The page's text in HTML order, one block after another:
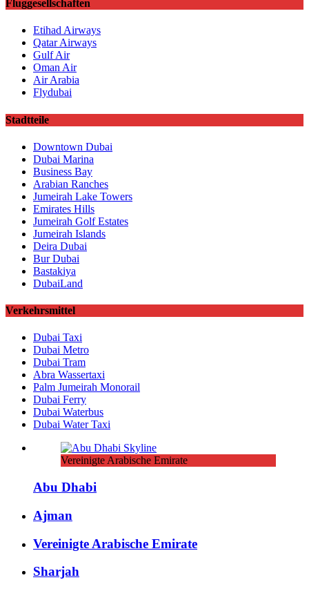
Fluggesellschaften
Etihad Airways
Qatar Airways
Gulf Air
Oman Air
Air Arabia
Flydubai
Stadtteile
Downtown Dubai
Dubai Marina
Business Bay
Arabian Ranches
Jumeirah Lake Towers
Emirates Hills
Jumeirah Golf Estates
Jumeirah Islands
Deira Dubai
Bur Dubai
Bastakiya
DubaiLand
Verkehrsmittel
Dubai Taxi
Dubai Metro
Dubai Tram
Abra Wassertaxi
Palm Jumeirah Monorail
Dubai Ferry
Dubai Waterbus
Dubai Water Taxi
Vereinigte Arabische Emirate
Abu Dhabi
Ajman
Vereinigte Arabische Emirate
Sharjah